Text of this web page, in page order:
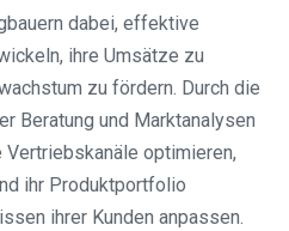
dabei, effektive
ihre Umsätze zu
zu fördern. Durch die
Beratung und Marktanalysen
Vertriebskanäle optimieren,
ihr Produktportfolio
ihrer Kunden anpassen.